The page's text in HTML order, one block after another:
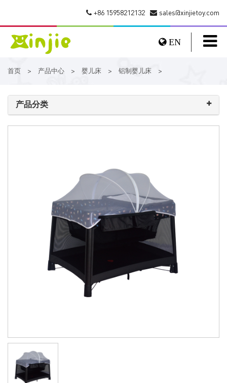
sales@xinjietoy.com
+86 15958212132
EN
首页 > 产品中心 > 婴儿床 > 铝制婴儿床 >
产品分类